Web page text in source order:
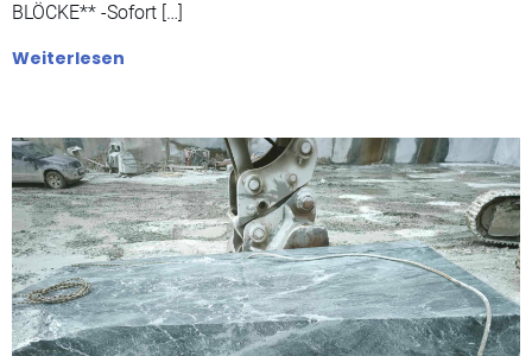
BLÖCKE** -Sofort […]
Weiterlesen